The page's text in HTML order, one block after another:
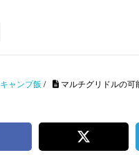
キャンプ飯 / マルチグリドルの可